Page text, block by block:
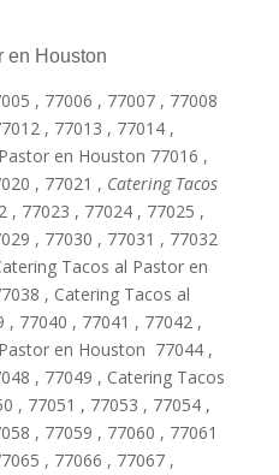
en Houston
, 77006 , 77007 , 77008
, 77013 , 77014 ,
en Houston 77016 ,
, 77021 , Catering Tacos
, 77023 , 77024 , 77025 ,
, 77030 , 77031 , 77032
Tacos al Pastor en
, Catering Tacos al
77040 , 77041 , 77042 ,
en Houston 77044 ,
, 77049 , Catering Tacos
, 77051 , 77053 , 77054 ,
, 77059 , 77060 , 77061
, 77066 , 77067 ,